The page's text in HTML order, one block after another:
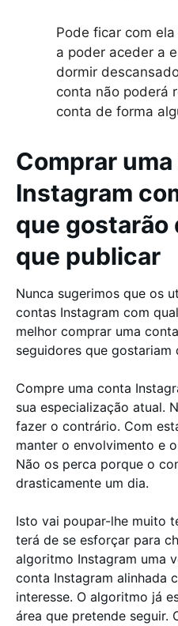
Pode ficar com
a poder aceder a
dormir
conta não poderá
conta de forma
Comprar
Instagram
que gostarão
que publicar
Nunca sugerimos que os
contas Instagram com
melhor comprar uma
seguidores que gostariam
Compre uma conta
sua especialização atual.
fazer o contrário. Com
manter o envolvimento e
Não os perca porque o
drasticamente um dia.
Isto vai poupar-lhe muito
terá de se esforçar para
algoritmo Instagram uma
conta Instagram alinhada
interesse. O algoritmo já
área que pretende seguir.